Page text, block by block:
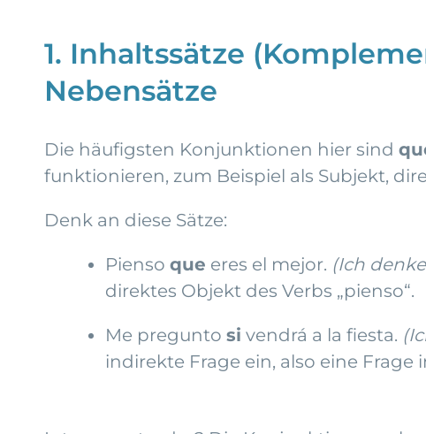
1. Inhaltssätze
Nebensätze
Die häufigsten Konjunktionen hier sind
funktionieren, zum Beispiel als Subjekt,
Denk an diese Sätze:
Pienso que eres el mejor. (Ich
direktes Objekt des Verbs „pienso“.
Me pregunto si vendrá a la fiesta.
indirekte Frage ein, also eine Frage